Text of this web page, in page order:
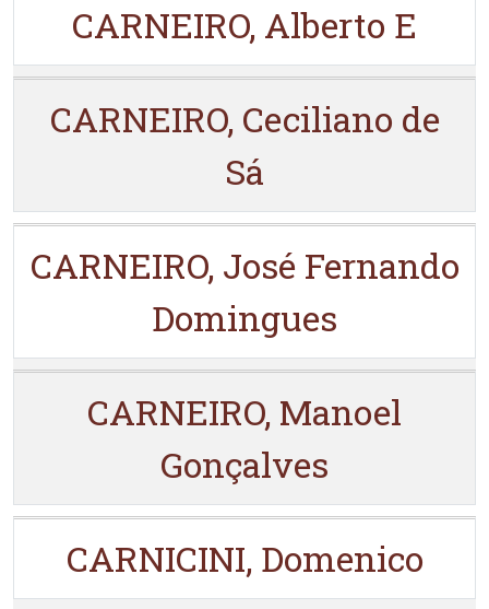
CARNEIRO, Alberto E
CARNEIRO, Ceciliano de
Sá
CARNEIRO, José Fernando
Domingues
CARNEIRO, Manoel
Gonçalves
CARNICINI, Domenico